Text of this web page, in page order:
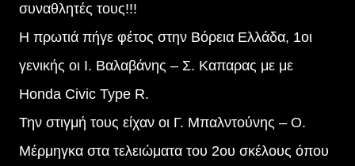
συναθλητές τους!!!
Η πρωτιά πήγε φέτος στην Βόρεια Ελλάδα, 1οι
γενικής οι Ι. Βαλαβάνης – Σ. Καπαρας με με
Honda Civic Type R.
Την στιγμή τους είχαν οι Γ. Μπαλντούνης – Ο.
Μέρμηγκα στα τελειώματα του 2ου σκέλους όπου